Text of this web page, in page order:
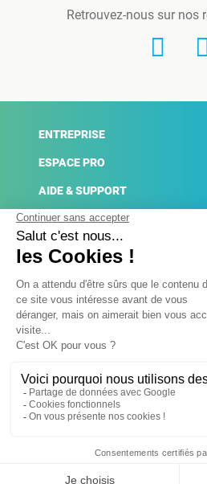
Retrouvez-nous sur nos
ENTREPRISE
ESPACE PRO
AIDE & SUPPORT
ACTUALITÉS
Mentions
Conditions générales
Plateforme de